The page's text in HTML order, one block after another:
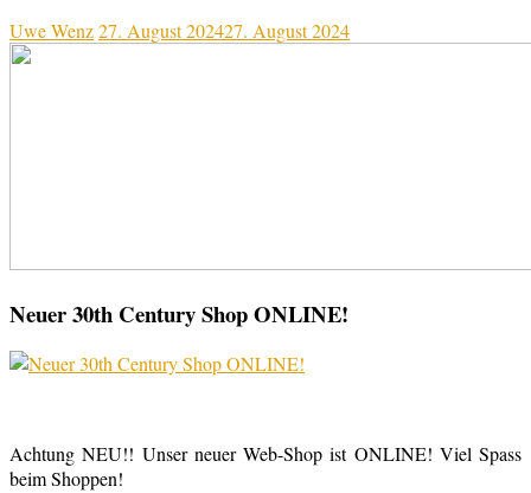
Uwe Wenz27. August 202427. August 2024
Neuer 30th Century Shop ONLINE!
Achtung NEU!! Unser neuer Web-Shop ist ONLINE! Viel Spass
beim Shoppen!